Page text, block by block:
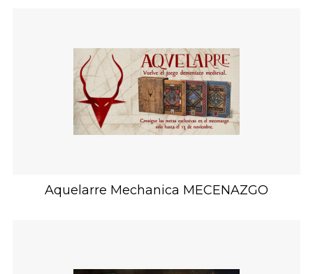
Aquelarre Mechanica MECENAZGO